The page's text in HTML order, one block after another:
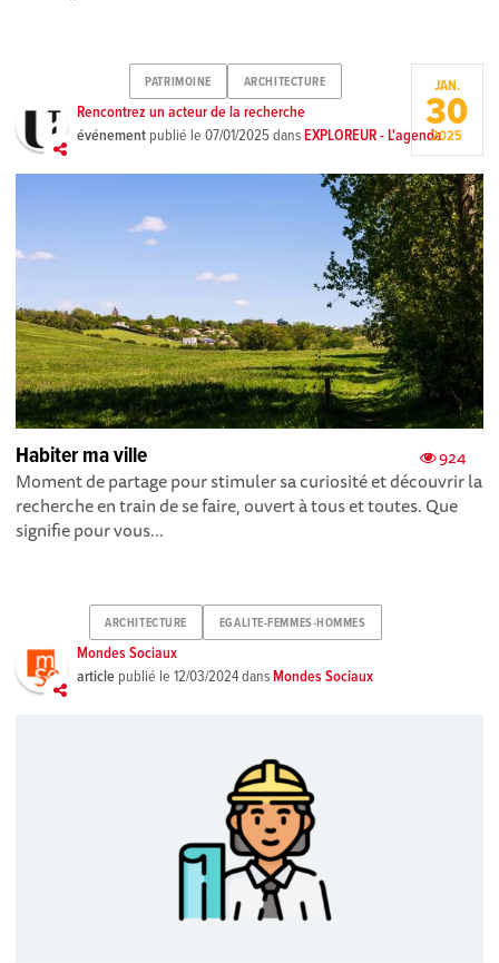
PATRIMOINE ARCHITECTURE
Rencontrez un acteur de la recherche
événement publié le07/01/2025dansEXPLOREUR - L'agenda
JAN.
30
2025
924
Habiter ma ville
Moment de partage pour stimuler sa curiosité et découvrir la
recherche en train de se faire, ouvert à tous et toutes. Que
signifie pour vous...
ARCHITECTURE EGALITE-FEMMES-HOMMES
Mondes Sociaux
article publié le12/03/2024dansMondes Sociaux